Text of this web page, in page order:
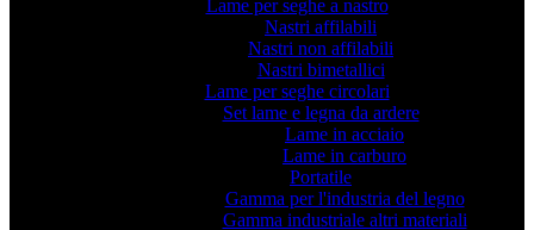
Lame per seghe a nastro
Nastri affilabili
Nastri non affilabili
Nastri bimetallici
Lame per seghe circolari
Set lame e legna da ardere
Lame in acciaio
Lame in carburo
Portatile
Gamma per l'industria del legno
Gamma industriale altri materiali